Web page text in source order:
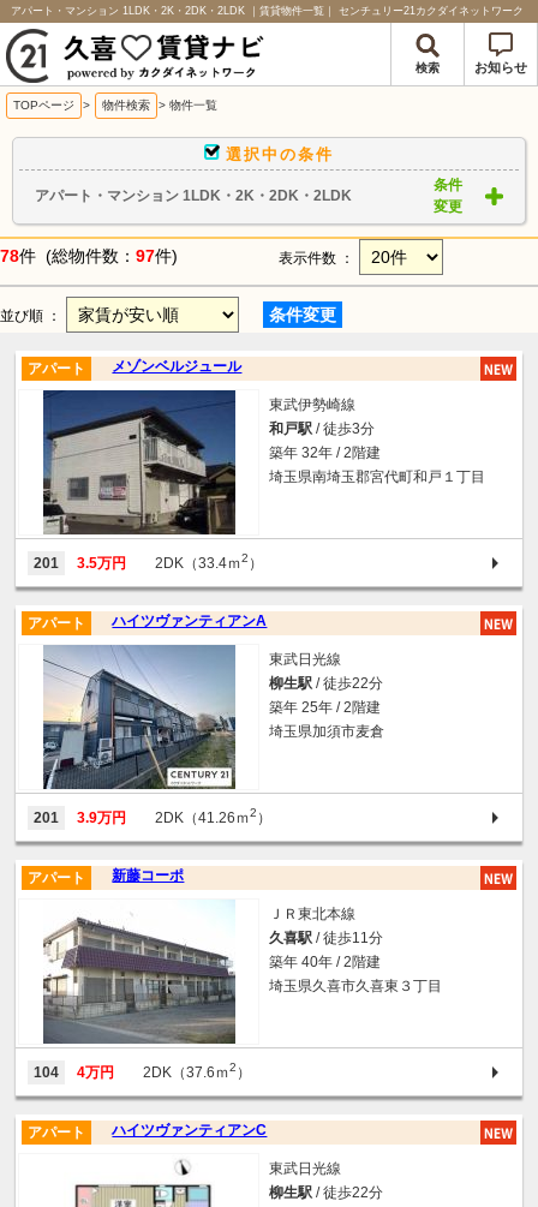
アパート・マンション 1LDK・2K・2DK・2LDK ｜賃貸物件一覧｜ センチュリー21カクダイネットワーク
検索 お知らせ
TOPページ > 物件検索 > 物件一覧
選択中の条件
アパート・マンション 1LDK・2K・2DK・2LDK
条件
変更
78件 (総物件数： 97件) 表示件数 ：
並び順 ： 条件変更
メゾンベルジュール
アパート
東武伊勢崎線
和戸駅 / 徒歩3分
築年 32年 / 2階建
埼玉県南埼玉郡宮代町和戸１丁目
201 3.5万円 2DK（33.4ｍ2 ）
ハイツヴァンティアンA
アパート
東武日光線
柳生駅 / 徒歩22分
築年 25年 / 2階建
埼玉県加須市麦倉
201 3.9万円 2DK（41.26ｍ2 ）
新藤コーポ
アパート
ＪＲ東北本線
久喜駅 / 徒歩11分
築年 40年 / 2階建
埼玉県久喜市久喜東３丁目
104 4万円 2DK（37.6ｍ2 ）
ハイツヴァンティアンC
アパート
東武日光線
柳生駅 / 徒歩22分